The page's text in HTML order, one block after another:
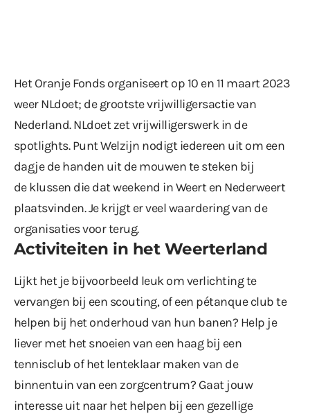
Het Oranje Fonds organiseert op 10 en 11 maart 2023
weer NLdoet; de grootste vrijwilligersactie van
Nederland. NLdoet zet vrijwilligerswerk in de
spotlights. Punt Welzijn nodigt iedereen uit om een
dagje de handen uit de mouwen te steken bij
de klussen die dat weekend in Weert en Nederweert
plaatsvinden. Je krijgt er veel waardering van de
organisaties voor terug.
Activiteiten in het Weerterland
Lijkt het je bijvoorbeeld leuk om verlichting te
vervangen bij een scouting, of een pétanque club te
helpen bij het onderhoud van hun banen? Help je
liever met het snoeien van een haag bij een
tennisclub of het lenteklaar maken van de
binnentuin van een zorgcentrum? Gaat jouw
interesse uit naar het helpen bij een gezellige